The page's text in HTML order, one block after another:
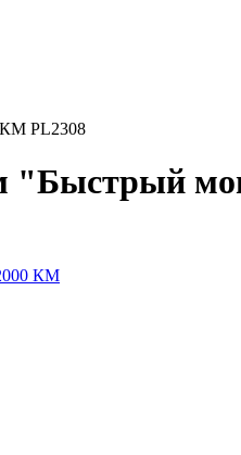
PL2308
"Быстрый